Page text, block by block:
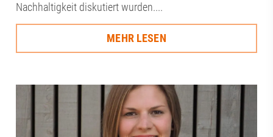
Nachhaltigkeit diskutiert wurden....
MEHR LESEN